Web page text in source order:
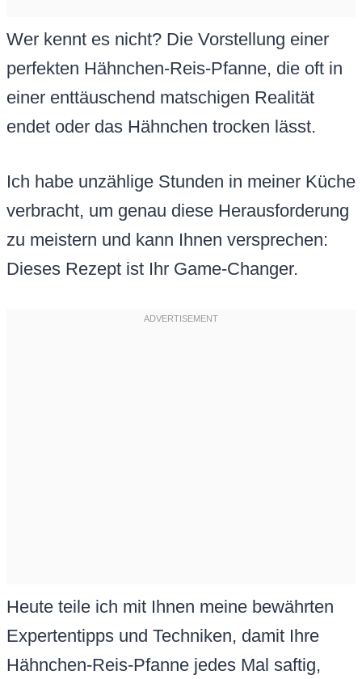
Wer kennt es nicht? Die Vorstellung einer
perfekten Hähnchen-Reis-Pfanne, die oft in
einer enttäuschend matschigen Realität
endet oder das Hähnchen trocken lässt.
Ich habe unzählige Stunden in meiner Küche
verbracht, um genau diese Herausforderung
zu meistern und kann Ihnen versprechen:
Dieses Rezept ist Ihr Game-Changer.
Heute teile ich mit Ihnen meine bewährten
Expertentipps und Techniken, damit Ihre
Hähnchen-Reis-Pfanne jedes Mal saftig,